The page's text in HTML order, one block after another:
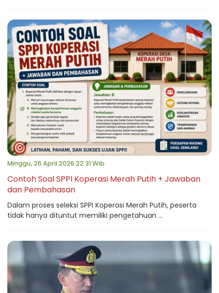
Minggu, 26 April 2026 22:31 Wib
Contoh Soal SPPI Koperasi Merah Putih + Jawaban
dan Pembahasan
Dalam proses seleksi SPPI Koperasi Merah Putih, peserta
tidak hanya dituntut memiliki pengetahuan ...